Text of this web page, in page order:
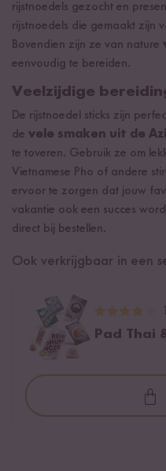
rijstnoedels gezocht en
rijstnoedels die gemaakt zijn
Bovendien zijn ze van nature
eenvoudig te bereiden.
Veelzijdige
De rijstnoedel sticks zijn
de vele smaken uit de
te toveren. Gebruik ze om
Vietnamese Pho of andere
ervoor te zorgen dat jouw
vakantie ook een succes
direct bij bestellen.
Ook verkrijgbaar in een
Pad Thai